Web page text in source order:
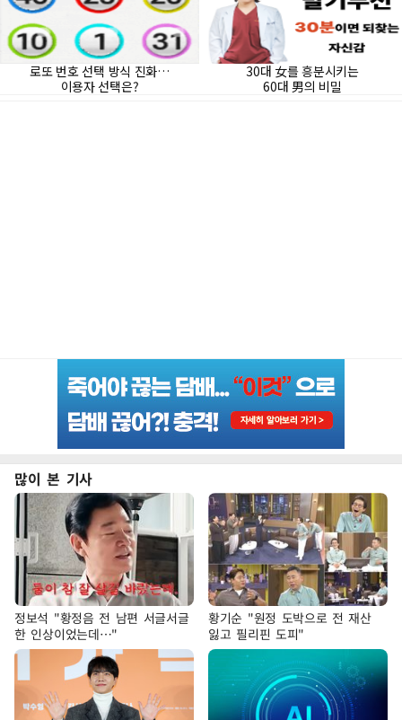
많이 본 기사
정보석 "황정음 전 남편 서글서글
한 인상이었는데…"
황기순 "원정 도박으로 전 재산
잃고 필리핀 도피"